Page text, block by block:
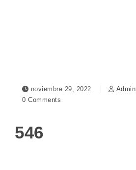
noviembre 29, 2022
Admin
0 Comments
546